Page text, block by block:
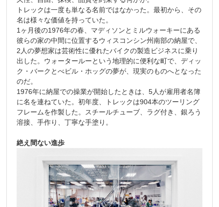
トレックは一度も単なる名前ではなかった。最初から、その
名は様々な価値を持っていた。
1ヶ月後の1976年の春、マディソンとミルウォーキーにある
彼らの家の中間に位置するウィスコンシン州南部の納屋で、
2人の夢想家は芸術性に優れたバイクの製造ビジネスに乗り
出した。ウォータールーという地理的に便利な町で、ディッ
ク・バークとべビル・ホッグの夢が、現実のものへとなった
のだ。
1976年に納屋での操業が開始したときは、5人が雇用者名簿
に名を連ねていた。初年度、トレックは904本のツーリング
フレームを作製した。スチールチューブ、ラグ付き、銀ろう
溶接、手作り、丁寧な手塗り。
絶え間ない進歩